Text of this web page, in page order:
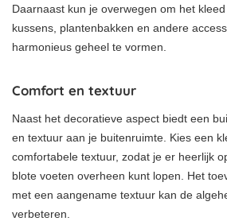
Daarnaast kun je overwegen om het
kussens, plantenbakken en andere
harmonieus geheel te vormen.
Comfort en textuur
Naast het decoratieve aspect biedt een
en textuur aan je buitenruimte. Kies een
comfortabele textuur, zodat je er heerlijk
blote voeten overheen kunt lopen. Het
met een aangename textuur kan de
verbeteren.